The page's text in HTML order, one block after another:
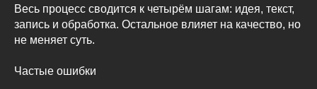
Весь процесс сводится к четырём шагам: идея, текст,
запись и обработка. Остальное влияет на качество, но
не меняет суть.
Частые ошибки